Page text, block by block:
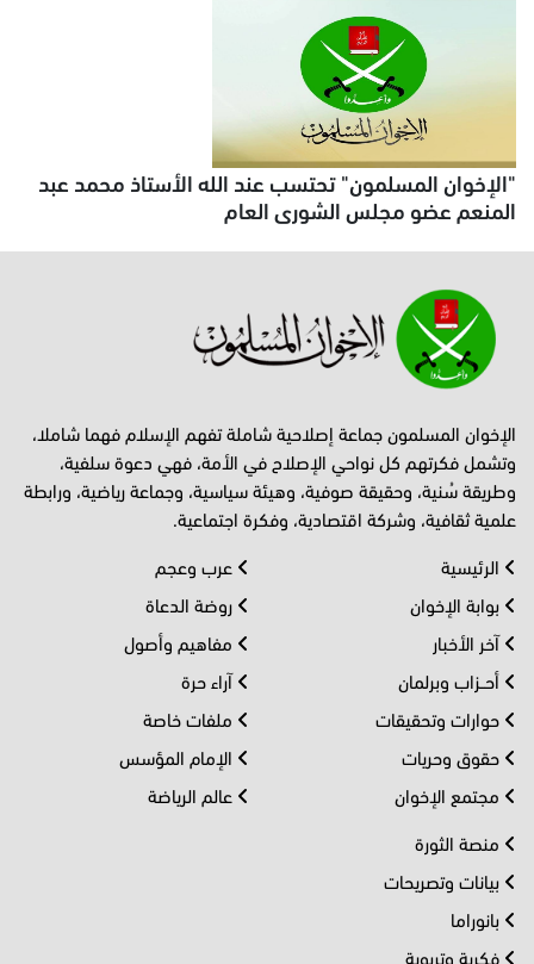
"الإخوان المسلمون" تحتسب عند الله الأستاذ محمد عبد
المنعم عضو مجلس الشورى العام
الإخوان المسلمون جماعة إصلاحية شاملة تفهم الإسلام فهما شاملا،
وتشمل فكرتهم كل نواحي الإصلاح في الأمة، فهي دعوة سلفية،
وطريقة سُنية، وحقيقة صوفية، وهيئة سياسية، وجماعة رياضية، ورابطة
علمية ثقافية، وشركة اقتصادية، وفكرة اجتماعية.
الرئيسية
بوابة الإخوان
آخر الأخبار
أحــزاب وبرلمان
حوارات وتحقيقات
حقوق وحريات
مجتمع الإخوان
عرب وعجم
روضة الدعاة
مفاهيم وأصول
آراء حرة
ملفات خاصة
الإمام المؤسس
عالم الرياضة
منصة الثورة
بيانات وتصريحات
بانوراما
فكرية وتربوية